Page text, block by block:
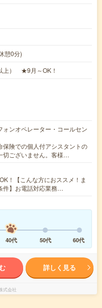
憩0分)
上） ★9月～OK！
ンオペレーター・コールセン
保険での個人付アシスタントの
切ございません。客様…
！【こんな方におススメ！ま
件】お電話対応業務…
40代 50代 60代
詳しく見る
式会社